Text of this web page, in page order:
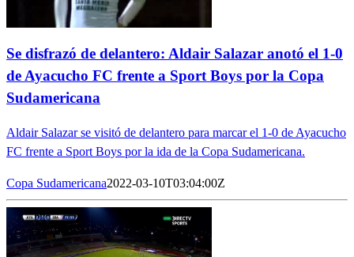
Se disfrazó de delantero: Aldair Salazar anotó el 1-0
de Ayacucho FC frente a Sport Boys por la Copa
Sudamericana
Aldair Salazar se visitó de delantero para marcar el 1-0 de Ayacucho
FC frente a Sport Boys por la ida de la Copa Sudamericana.
Copa Sudamericana2022-03-10T03:04:00Z